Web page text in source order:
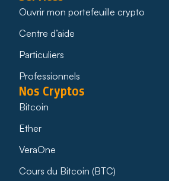
Ouvrir mon portefeuille crypto
Centre d’aide
Particuliers
Professionnels
Nos Cryptos
Bitcoin
Ether
VeraOne
Cours du Bitcoin (BTC)